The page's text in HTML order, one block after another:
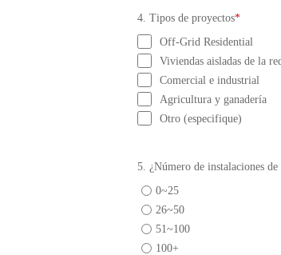
4. Tipos de proyectos*
Off-Grid Residential
Viviendas aisladas de la
Comercial e industrial
Agricultura y ganadería
Otro (especifique)
5. ¿Número de instalaciones de
0~25
26~50
51~100
100+